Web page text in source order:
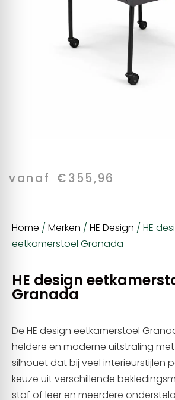
vanaf €355,96
Home / Merken / HE Design / HE
eetkamerstoel Granada
HE design
Granada
De HE design eetkamerstoel
heldere en moderne uitstraling
silhouet dat bij veel interieurstijlen
keuze uit verschillende
stof of leer en meerdere